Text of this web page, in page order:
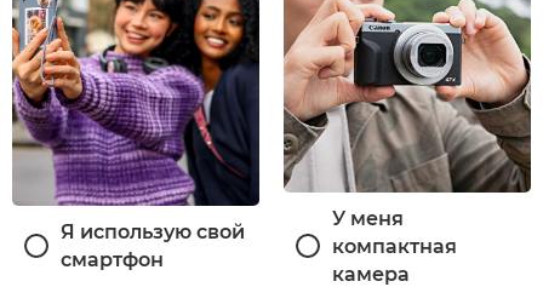
Я использую свой
смартфон
У меня
компактная
камера